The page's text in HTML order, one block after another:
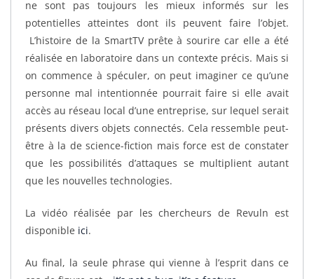
ne sont pas toujours les mieux informés sur les
potentielles atteintes dont ils peuvent faire l’objet.
L’histoire de la SmartTV prête à sourire car elle a été
réalisée en laboratoire dans un contexte précis. Mais si
on commence à spéculer, on peut imaginer ce qu’une
personne mal intentionnée pourrait faire si elle avait
accès au réseau local d’une entreprise, sur lequel serait
présents divers objets connectés. Cela ressemble peut-
être à la de science-fiction mais force est de constater
que les possibilités d’attaques se multiplient autant
que les nouvelles technologies.
La vidéo réalisée par les chercheurs de Revuln est
disponible ici.
Au final, la seule phrase qui vienne à l’esprit dans ce